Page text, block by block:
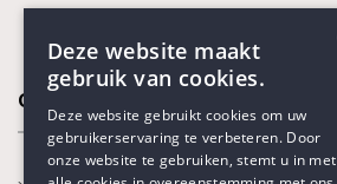
Onze thema's
DUTCH
Deze website maakt
gebruik van cookies.
Deze website gebruikt cookies om uw
gebruikerservaring te verbeteren. Door
onze website te gebruiken, stemt u in met